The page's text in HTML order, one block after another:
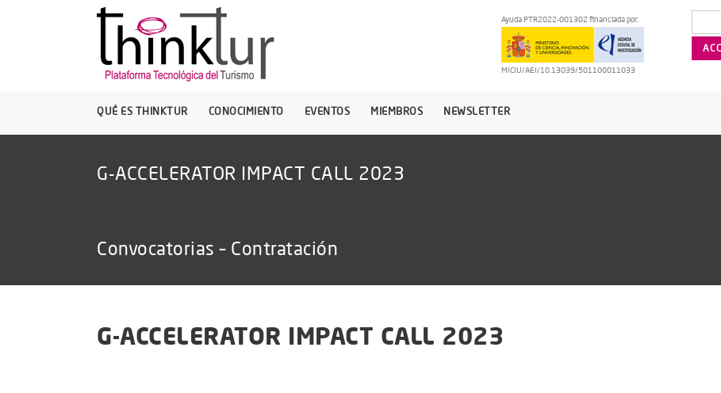
Ayuda PTR2022-001302 financiada por:
MICIU/AEI/10.13039/501100011033
QUÉ ES THINKTUR CONOCIMIENTO EVENTOS MIEMBROS NEWSLETTER
G-ACCELERATOR IMPACT CALL 2023
Convocatorias – Contratación
G-ACCELERATOR IMPACT CALL 2023